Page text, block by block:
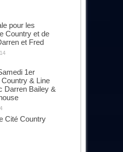
pour les
Country et de
et Fred
1er
& Line
Darren Bailey &
Cité Country